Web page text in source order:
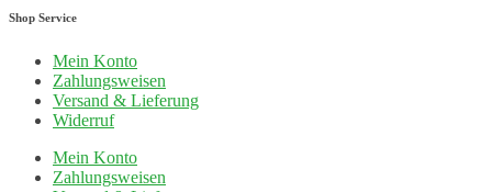
Shop Service
Mein Konto
Zahlungsweisen
Versand & Lieferung
Widerruf
Mein Konto
Zahlungsweisen